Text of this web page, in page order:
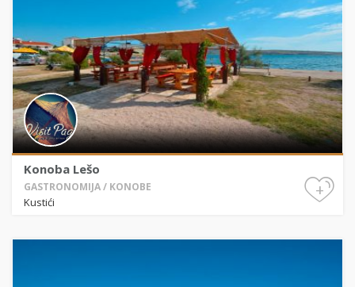
Konoba Lešo
GASTRONOMIJA / KONOBE
Kustići
+